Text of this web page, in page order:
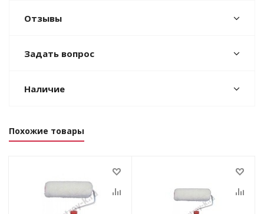
Отзывы
Задать вопрос
Наличие
Похожие товары